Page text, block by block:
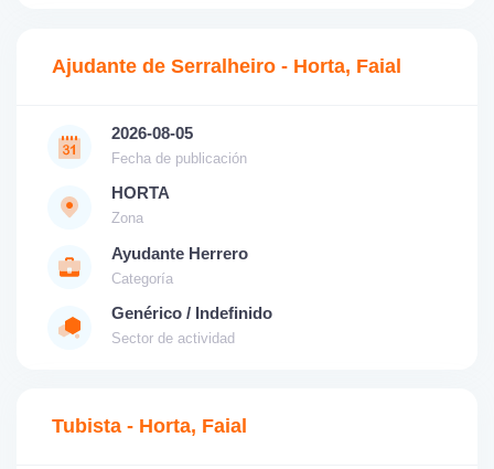
Ajudante de Serralheiro - Horta, Faial
2026-08-05
Fecha de publicación
HORTA
Zona
Ayudante Herrero
Categoría
Genérico / Indefinido
Sector de actividad
Tubista - Horta, Faial